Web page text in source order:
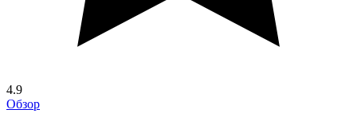
4.9
Обзор